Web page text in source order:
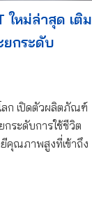
ใหม่ล่าสุด เติม
ยกระดับ
ลก เปิดตัวผลิตภัณฑ์
ระดับการใช้ชีวิต
คุณภาพสูงที่เข้าถึง